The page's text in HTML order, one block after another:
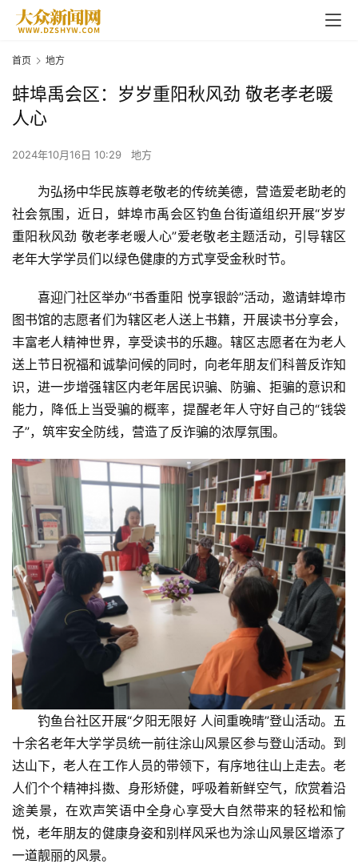
首页 地方
蚌埠禹会区：岁岁重阳秋风劲 敬老孝老暖
人心
2024年10月16日 10:29 地方
为弘扬中华民族尊老敬老的传统美德，营造爱老助老的
社会氛围，近日，蚌埠市禹会区钓鱼台街道组织开展“岁岁
重阳秋风劲 敬老孝老暖人心”爱老敬老主题活动，引导辖区
老年大学学员们以绿色健康的方式享受金秋时节。
喜迎门社区举办“书香重阳 悦享银龄”活动，邀请蚌埠市
图书馆的志愿者们为辖区老人送上书籍，开展读书分享会，
丰富老人精神世界，享受读书的乐趣。辖区志愿者在为老人
送上节日祝福和诚挚问候的同时，向老年朋友们科普反诈知
识，进一步增强辖区内老年居民识骗、防骗、拒骗的意识和
能力，降低上当受骗的概率，提醒老年人守好自己的“钱袋
子”，筑牢安全防线，营造了反诈骗的浓厚氛围。
钓鱼台社区开展“夕阳无限好 人间重晚晴”登山活动。五
十余名老年大学学员统一前往涂山风景区参与登山活动。到
达山下，老人在工作人员的带领下，有序地往山上走去。老
人们个个精神抖擞、身形矫健，呼吸着新鲜空气，欣赏着沿
途美景，在欢声笑语中全身心享受大自然带来的轻松和愉
悦，老年朋友的健康身姿和别样风采也为涂山风景区增添了
一道靓丽的风景。